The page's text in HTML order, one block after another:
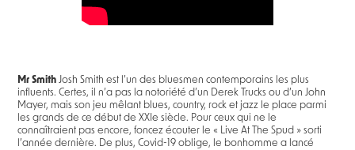
Mr Smith Josh Smith est l’un des bluesmen contemporains les plus
influents. Certes, il n’a pas la notoriété d’un Derek Trucks ou d’un John
Mayer, mais son jeu mêlant blues, country, rock et jazz le place parmi
les grands de ce début de XXIe siècle. Pour ceux qui ne le
connaîtraient pas encore, foncez écouter le « Live At The Spud » sorti
l’année dernière. De plus, Covid-19 oblige, le bonhomme a lancé